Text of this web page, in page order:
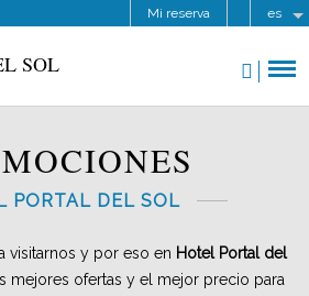
Mi reserva es
SOL
PORTAL DEL SOL
visitarnos y por eso en Hotel Portal del
mejores ofertas y el mejor precio para